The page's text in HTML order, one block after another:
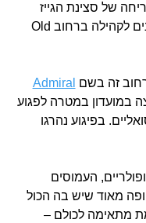
של סצינת הגייז
בשכונה, שהתאפיינה בריכוז של מועדונים לקהילה ברחוב Old
Admiral
במועדון במטרה לפגוע
בפיגוע נהרגו
העמוסים
מאוד שיש בה הכול
מתאימה לכולם –